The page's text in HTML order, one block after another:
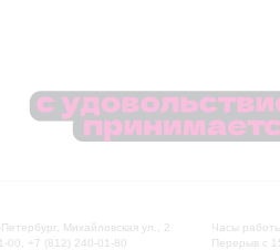
Михайловская ул., 2
00, +7 (812) 240-01-80
Часы
Перерыв с